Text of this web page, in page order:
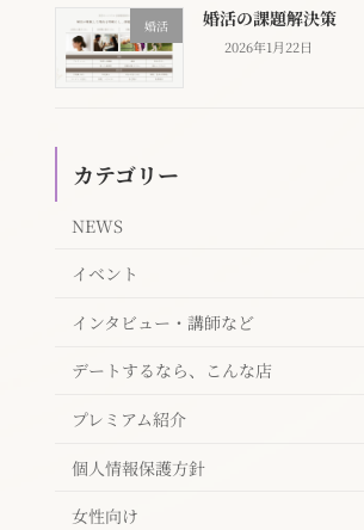
婚活 婚活の課題解決策
2026年1月22日
カテゴリー
NEWS
イベント
インタビュー・講師など
デートするなら、こんな店
プレミアム紹介
個人情報保護方針
女性向け